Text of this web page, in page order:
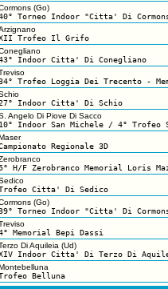
(Go)
Torneo Indoor "Citta' Di
Trofeo Il Grifo
Indoor Citta' Di Conegliano
Trofeo Loggia Dei Trecento -
Indoor Citta' Di Schio
Angelo Di Piove Di Sacco
10° Indoor San Michele / 4° Trofeo
Regionale 3D
5° H/F Zerobranco Memorial Loris
Citta' Di Sedico
(Go)
Torneo Indoor "Citta' Di
Memorial Bepi Dassi
Di Aquileia (Ud)
Indoor Citta' Di Terzo Di
Belluna